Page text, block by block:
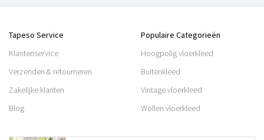
Tapeso Service
Klantenservice
Verzenden & retourneren
Zakelijke klanten
Blog
Populaire Categorieën
Hoogpolig vloerkleed
Buitenkleed
Vintage vloerkleed
Wollen vloerkleed